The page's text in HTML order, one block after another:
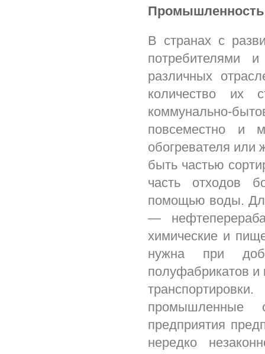
Промышленность
В странах с
потребителями
различных
количество их
коммунально-
повсеместно и
обогревателя или
быть частью
часть отходов
помощью воды. Для
—
химические и
нужна при
полуфабрикатов и
промышленные
предприятия
нередко